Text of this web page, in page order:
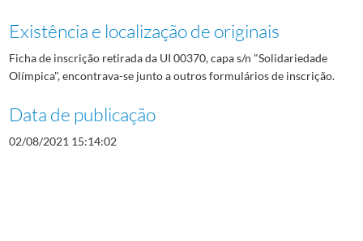
Existência e localização de originais
Ficha de inscrição retirada da UI 00370, capa s/n "Solidariedade
Olímpica", encontrava-se junto a outros formulários de inscrição.
Data de publicação
02/08/2021 15:14:02